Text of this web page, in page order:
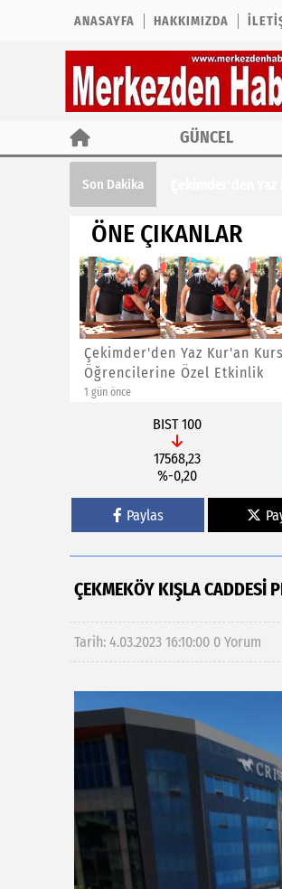
ANASAYFA HAKKIMIZDA
GÜNCEL
Son Dakika
ÖNE ÇIKANLAR
Çekimder'den Yaz Kur'an
Öğrencilerine Özel Etkinlik
1 gün önce
BIST 100
17568,23
%-0,20
Paylas
ÇEKMEKÖY KIŞLA CADDESİ
Tarih: 4.03.2023 16:10:00 0 Yorum